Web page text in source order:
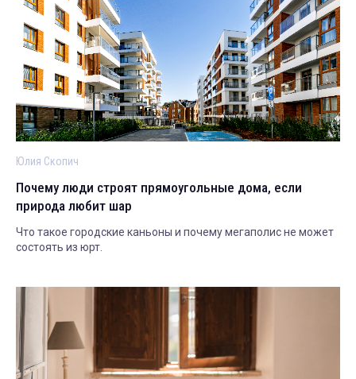
Юлия Скопич
Почему люди строят прямоугольные дома, если
природа любит шар
Что такое городские каньоны и почему мегаполис не может
состоять из юрт.